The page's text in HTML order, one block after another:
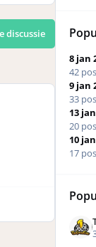
discussie
8 jan
42
9 jan
33
13
20
10
17